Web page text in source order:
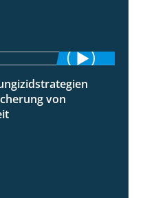
5:10
von